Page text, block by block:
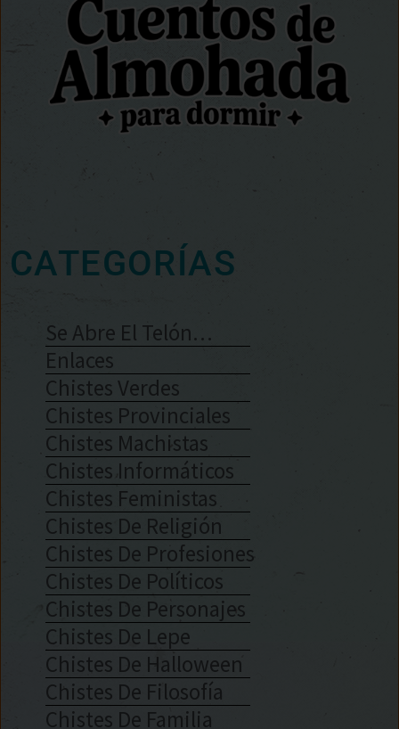
CATEGORÍAS
Se Abre El Telón…
Enlaces
Chistes Verdes
Chistes Provinciales
Chistes Machistas
Chistes Informáticos
Chistes Feministas
Chistes De Religión
Chistes De Profesiones
Chistes De Políticos
Chistes De Personajes
Chistes De Lepe
Chistes De Halloween
Chistes De Filosofía
Chistes De Familia